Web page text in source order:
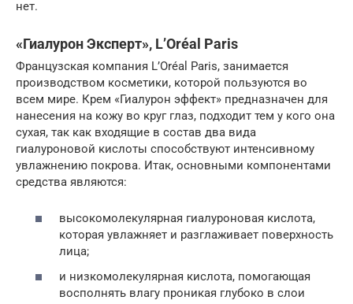
нет.
«Гиалурон Эксперт», L’Oréal Paris
Французская компания L’Oréal Paris, занимается
производством косметики, которой пользуются во
всем мире. Крем «Гиалурон эффект» предназначен для
нанесения на кожу во круг глаз, подходит тем у кого она
сухая, так как входящие в состав два вида
гиалуроновой кислоты способствуют интенсивному
увлажнению покрова. Итак, основными компонентами
средства являются:
высокомолекулярная гиалуроновая кислота,
которая увлажняет и разглаживает поверхность
лица;
и низкомолекулярная кислота, помогающая
восполнять влагу проникая глубоко в слои